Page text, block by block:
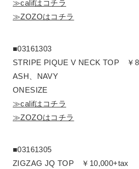
≫califはコチラ
≫ZOZOはコチラ
■03161303
STRIPE PIQUE V NECK TOP ￥
ASH、NAVY
ONESIZE
≫califはコチラ
≫ZOZOはコチラ
■03161305
ZIGZAG JQ TOP ￥10,000+tax